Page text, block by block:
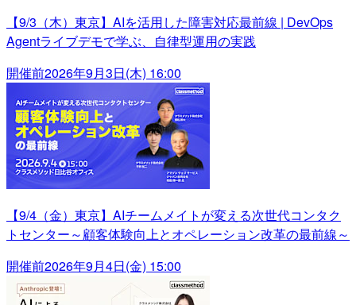
【9/3（木）東京】AIを活用した障害対応最前線 | DevOps
Agentライブデモで学ぶ、自律型運用の実践
開催前2026年9月3日(木) 16:00
【9/4（金）東京】AIチームメイトが変える次世代コンタク
トセンター～顧客体験向上とオペレーション改革の最前線～
開催前2026年9月4日(金) 15:00